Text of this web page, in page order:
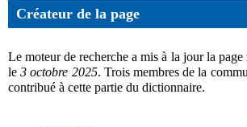
Créateur de la page
Le moteur de recherche a mis à la jour la page
le3 octobre 2025. Trois membres de la
contribué à cette partie du dictionnaire.